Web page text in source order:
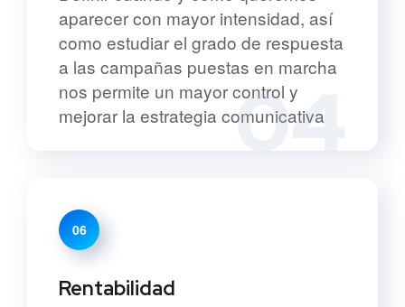
04
aparecer con mayor intensidad, así
como estudiar el grado de respuesta
a las campañas puestas en marcha
nos permite un mayor control y
mejorar la estrategia comunicativa
06
Rentabilidad